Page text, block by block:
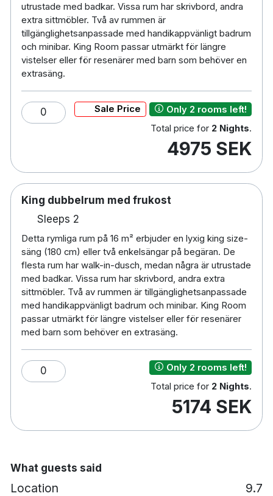
utrustade med badkar. Vissa rum har skrivbord, andra
extra sittmöbler. Två av rummen är
tillgänglighetsanpassade med handikappvänligt badrum
och minibar. King Room passar utmärkt för längre
vistelser eller för resenärer med barn som behöver en
extrasäng.
0 Sale Price
Only 2 rooms left!
Total price for 2 Nights.
4975 SEK
King dubbelrum med frukost
Sleeps 2
Detta rymliga rum på 16 m² erbjuder en lyxig king size-
säng (180 cm) eller två enkelsängar på begäran. De
flesta rum har walk-in-dusch, medan några är utrustade
med badkar. Vissa rum har skrivbord, andra extra
sittmöbler. Två av rummen är tillgänglighetsanpassade
med handikappvänligt badrum och minibar. King Room
passar utmärkt för längre vistelser eller för resenärer
med barn som behöver en extrasäng.
0
Only 2 rooms left!
Total price for 2 Nights.
5174 SEK
What guests said
Location 9.7